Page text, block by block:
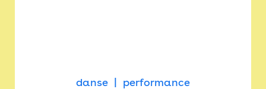
danse performance